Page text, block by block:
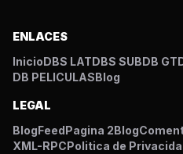
ENLACES
InicioDBS LATDBS SUBDB GT
DB PELICULASBlog
LEGAL
BlogFeedPagina 2Blog
XML-RPCPolitica de